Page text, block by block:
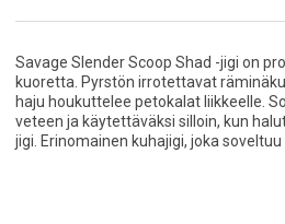
Savage Slender Scoop Shad -jigi on
kuoretta. Pyrstön irrotettavat
haju houkuttelee petokalat liikkeelle.
veteen ja käytettäväksi silloin, kun
jigi. Erinomainen kuhajigi, joka